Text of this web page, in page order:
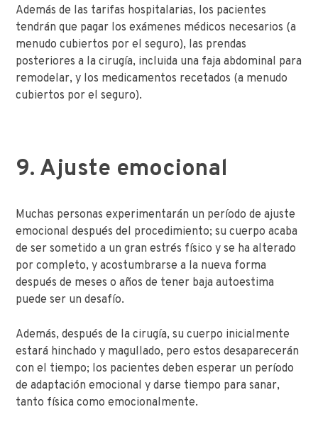
Además de las tarifas hospitalarias, los pacientes
tendrán que pagar los exámenes médicos necesarios (a
menudo cubiertos por el seguro), las prendas
posteriores a la cirugía, incluida una faja abdominal para
remodelar, y los medicamentos recetados (a menudo
cubiertos por el seguro).
9. Ajuste emocional
Muchas personas experimentarán un período de ajuste
emocional después del procedimiento; su cuerpo acaba
de ser sometido a un gran estrés físico y se ha alterado
por completo, y acostumbrarse a la nueva forma
después de meses o años de tener baja autoestima
puede ser un desafío.
Además, después de la cirugía, su cuerpo inicialmente
estará hinchado y magullado, pero estos desaparecerán
con el tiempo; los pacientes deben esperar un período
de adaptación emocional y darse tiempo para sanar,
tanto física como emocionalmente.